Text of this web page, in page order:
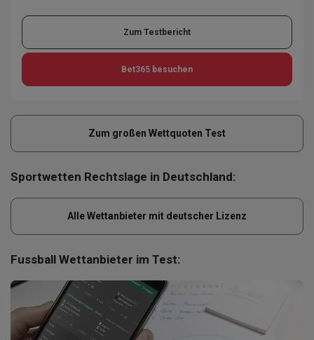
Zum Testbericht
Bet365 besuchen
Zum großen Wettquoten Test
Sportwetten Rechtslage in Deutschland:
Alle Wettanbieter mit deutscher Lizenz
Fussball Wettanbieter im Test: